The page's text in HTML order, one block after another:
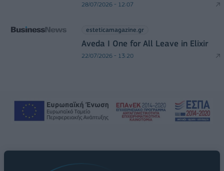
28/07/2026 - 12:07
esteticamagazine.gr
Aveda I One for All Leave in Elixir
22/07/2026 - 13:20